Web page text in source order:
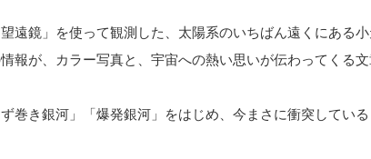
遠鏡」を使って観測した、太陽系のいちばん遠くにある
報が、カラー写真と、宇宙への熱い思いが伝わってくる文
巻き銀河」「爆発銀河」をはじめ、今まさに衝突してい